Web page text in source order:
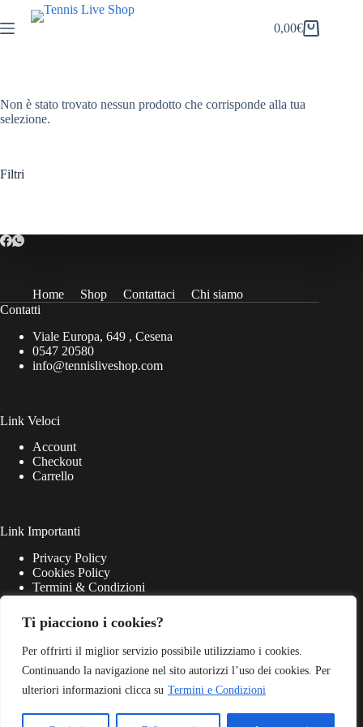
Ti piacciono i cookies?
Per offrirti il miglior servizio possibile utilizziamo i cookies.
Continuando la navigazione nel sito autorizzi l’uso dei cookies. Per
ulteriori informazioni clicca su Termini e Condizioni
al
contenuto
Carrello
0,00€
Non è stato trovato nessun prodotto che corrisponde alla tua
selezione.
Filtri
Home Shop Contattaci
Chi siamo
Contatti
Viale Europa, 649 , Cesena
0547 20580
info@tennisliveshop.com
Link Veloci
Account
Checkout
Carrello
Link Importanti
Privacy Policy
Cookies Policy
Termini & Condizioni